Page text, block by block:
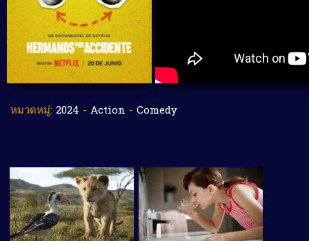
หมวดหมู่: 2024 - Action - Comedy